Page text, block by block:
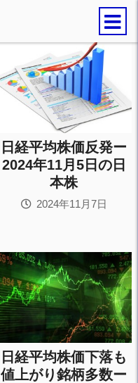
日経平均株価反発ー
2024年11月5日の日
本株
2024年11月7日
日経平均株価下落も
値上がり銘柄多数ー